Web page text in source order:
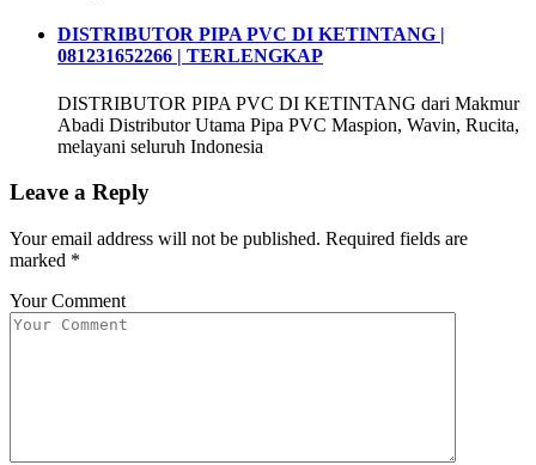
DISTRIBUTOR PIPA PVC DI KETINTANG |
081231652266 | TERLENGKAP
DISTRIBUTOR PIPA PVC DI KETINTANG dari Makmur
Abadi Distributor Utama Pipa PVC Maspion, Wavin, Rucita,
melayani seluruh Indonesia
Leave a Reply
Your email address will not be published. Required fields are
marked *
Your Comment